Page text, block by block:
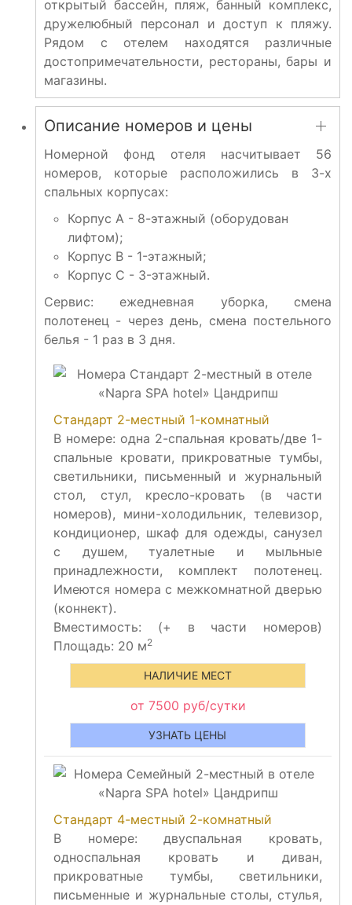
открытый бассейн, пляж, банный комплекс,
дружелюбный персонал и доступ к пляжу.
Рядом с отелем находятся различные
достопримечательности, рестораны, бары и
магазины.
Описание номеров и цены
Номерной фонд отеля насчитывает 56
номеров, которые расположились в 3-х
спальных корпусах:
Корпус А - 8-этажный (оборудован
лифтом);
Корпус B - 1-этажный;
Корпус C - 3-этажный.
Сервис: ежедневная уборка, смена
полотенец - через день, смена постельного
белья - 1 раз в 3 дня.
Стандарт 2-местный 1-комнатный
В номере: одна 2-спальная кровать/две 1-
спальные кровати, прикроватные тумбы,
светильники, письменный и журнальный
стол, стул, кресло-кровать (в части
номеров), мини-холодильник, телевизор,
кондиционер, шкаф для одежды, санузел
с душем, туалетные и мыльные
принадлежности, комплект полотенец.
Имеются номера с межкомнатной дверью
(коннект).
Вместимость: (+ в части номеров)
Площадь: 20 м2
НАЛИЧИЕ МЕСТ
от 7500 руб/сутки
УЗНАТЬ ЦЕНЫ
Стандарт 4-местный 2-комнатный
В номере: двуспальная кровать,
односпальная кровать и диван,
прикроватные тумбы, светильники,
письменные и журнальные столы, стулья,